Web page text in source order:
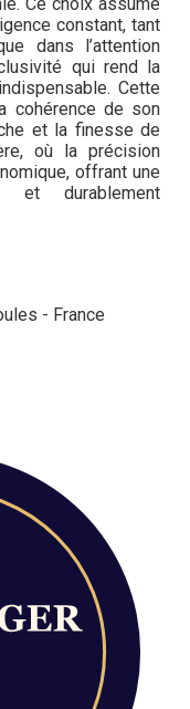
constant, tant
dans l’attention
qui rend la
Cette
cohérence de son
et la finesse de
où la précision
offrant une
et durablement
- France